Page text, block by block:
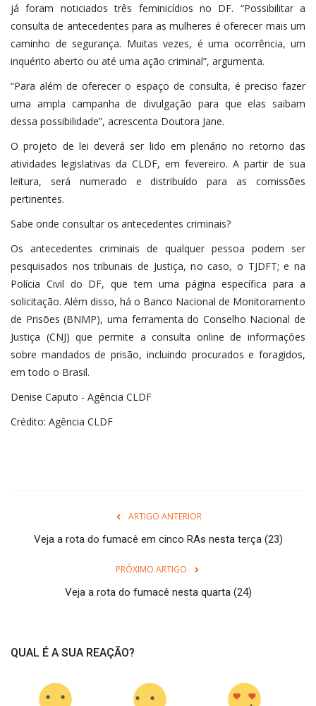
já foram noticiados três feminicídios no DF. “Possibilitar a
consulta de antecedentes para as mulheres é oferecer mais um
caminho de segurança. Muitas vezes, é uma ocorrência, um
inquérito aberto ou até uma ação criminal”, argumenta.
“Para além de oferecer o espaço de consulta, é preciso fazer
uma ampla campanha de divulgação para que elas saibam
dessa possibilidade”, acrescenta Doutora Jane.
O projeto de lei deverá ser lido em plenário no retorno das
atividades legislativas da CLDF, em fevereiro. A partir de sua
leitura, será numerado e distribuído para as comissões
pertinentes.
Sabe onde consultar os antecedentes criminais?
Os antecedentes criminais de qualquer pessoa podem ser
pesquisados nos tribunais de Justiça, no caso, o TJDFT; e na
Polícia Civil do DF, que tem uma página específica para a
solicitação. Além disso, há o Banco Nacional de Monitoramento
de Prisões (BNMP), uma ferramenta do Conselho Nacional de
Justiça (CNJ) que permite a consulta online de informações
sobre mandados de prisão, incluindo procurados e foragidos,
em todo o Brasil.
Denise Caputo - Agência CLDF
Crédito: Agência CLDF
ARTIGO ANTERIOR
Veja a rota do fumacê em cinco RAs nesta terça (23)
PRÓXIMO ARTIGO
Veja a rota do fumacê nesta quarta (24)
QUAL É A SUA REAÇÃO?